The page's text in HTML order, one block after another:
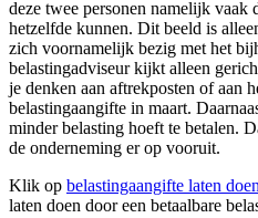
deze twee personen namelijk vaak
hetzelfde kunnen. Dit beeld is
zich voornamelijk bezig met het
belastingadviseur kijkt alleen
je denken aan aftrekposten of aan
belastingaangifte in maart.
minder belasting hoeft te betalen.
de onderneming er op vooruit.
Klik op belastingaangifte laten
laten doen door een betaalbare